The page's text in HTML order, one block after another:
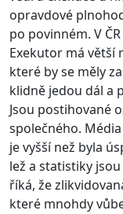
opravdové
po povinném. V
Exekutor má větší
které by se měly
klidně jedou dál a
Jsou postihované
společného.
je vyšší než byla
lež a statistiky
říká, že
které mnohdy